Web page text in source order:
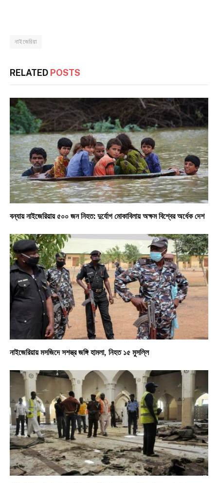
নাইজেরিয়া
RELATED POSTS
বন্যায় নাইজেরিয়ায় ৫০০ জন নিহত: দুর্যোগ মোকাবিলায় অক্ষম বিশ্বের অর্ধেক দেশ
নাইজেরিয়ায় মসজিদে সশস্ত্র জঙ্গি হামলা, নিহত ১৫ মুসল্লি